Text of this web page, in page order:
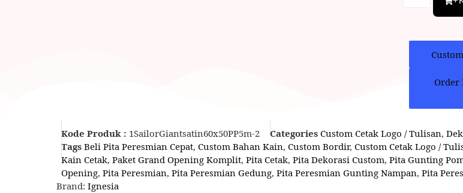
Order
Kode Produk : 1SailorGiantsatin60x50PP5m-2 Categories Custom Cetak Logo / Tulisan,
Tags Beli Pita Peresmian Cepat, Custom Bahan Kain, Custom Bordir, Custom Cetak Logo /
Kain Cetak, Paket Grand Opening Komplit, Pita Cetak, Pita Dekorasi Custom, Pita Gunting
Opening, Pita Peresmian, Pita Peresmian Gedung, Pita Peresmian Gunting Nampan, Pita
Brand: Ignesia